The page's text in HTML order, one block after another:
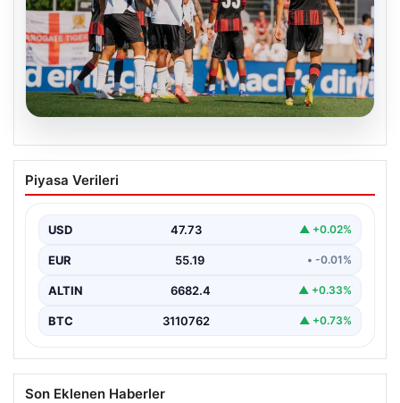
Frankfurt, Hull City’yi 2-0 mağlup etti
Almanya’nın köklü futbol kulüplerinden Eintracht
Piyasa Verileri
USD 47.73 ▲ +0.02%
EUR 55.19 • -0.01%
ALTIN 6682.4 ▲ +0.33%
BTC 3110762 ▲ +0.73%
Son Eklenen Haberler